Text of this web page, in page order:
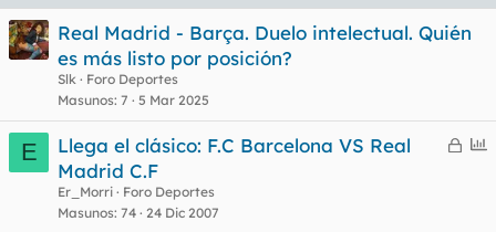
Real Madrid - Barça. Duelo intelectual. Quién
es más listo por posición?
Slk
Foro Deportes
Masunos 7 5 Mar 2025
E
C
E
Llega el clásico: F.C Barcelona VS Real
Madrid C.F
Er_Morri
Foro Deportes
Masunos 74 24 Dic 2007